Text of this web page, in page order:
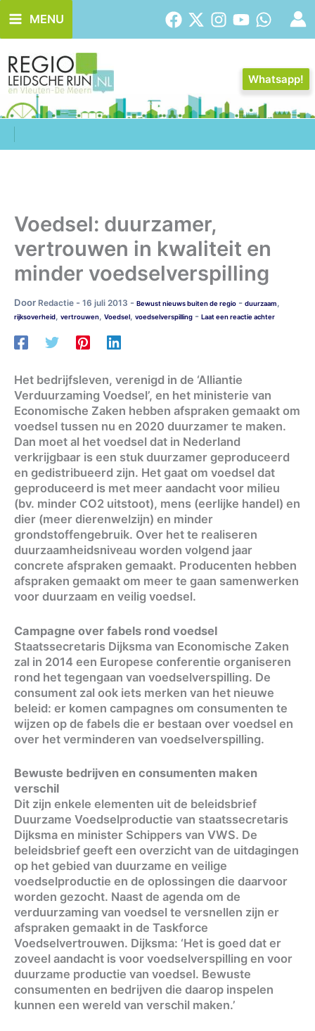
naar
de
inhoud
MENU
Whatsapp!
Voedsel: duurzamer,
vertrouwen in kwaliteit en
minder voedselverspilling
Door Redactie - 16 juli 2013 - Bewust nieuws buiten de regio - duurzaam,
rijksoverheid, vertrouwen, Voedsel, voedselverspilling - Laat een reactie achter
Het bedrijfsleven, verenigd in de ‘Alliantie
Verduurzaming Voedsel’, en het ministerie van
Economische Zaken hebben afspraken gemaakt om
voedsel tussen nu en 2020 duurzamer te maken.
Dan moet al het voedsel dat in Nederland
verkrijgbaar is een stuk duurzamer geproduceerd
en gedistribueerd zijn. Het gaat om voedsel dat
geproduceerd is met meer aandacht voor milieu
(bv. minder CO2 uitstoot), mens (eerlijke handel) en
dier (meer dierenwelzijn) en minder
grondstoffengebruik. Over het te realiseren
duurzaamheidsniveau worden volgend jaar
concrete afspraken gemaakt. Producenten hebben
afspraken gemaakt om meer te gaan samenwerken
voor duurzaam en veilig voedsel.
Campagne over fabels rond voedsel
Staatssecretaris Dijksma van Economische Zaken
zal in 2014 een Europese conferentie organiseren
rond het tegengaan van voedselverspilling. De
consument zal ook iets merken van het nieuwe
beleid: er komen campagnes om consumenten te
wijzen op de fabels die er bestaan over voedsel en
over het verminderen van voedselverspilling.
Bewuste bedrijven en consumenten maken
verschil
Dit zijn enkele elementen uit de beleidsbrief
Duurzame Voedselproductie van staatssecretaris
Dijksma en minister Schippers van VWS. De
beleidsbrief geeft een overzicht van de uitdagingen
op het gebied van duurzame en veilige
voedselproductie en de oplossingen die daarvoor
worden gezocht. Naast de agenda om de
verduurzaming van voedsel te versnellen zijn er
afspraken gemaakt in de Taskforce
Voedselvertrouwen. Dijksma: ‘Het is goed dat er
zoveel aandacht is voor voedselverspilling en voor
duurzame productie van voedsel. Bewuste
consumenten en bedrijven die daarop inspelen
kunnen een wereld van verschil maken.’